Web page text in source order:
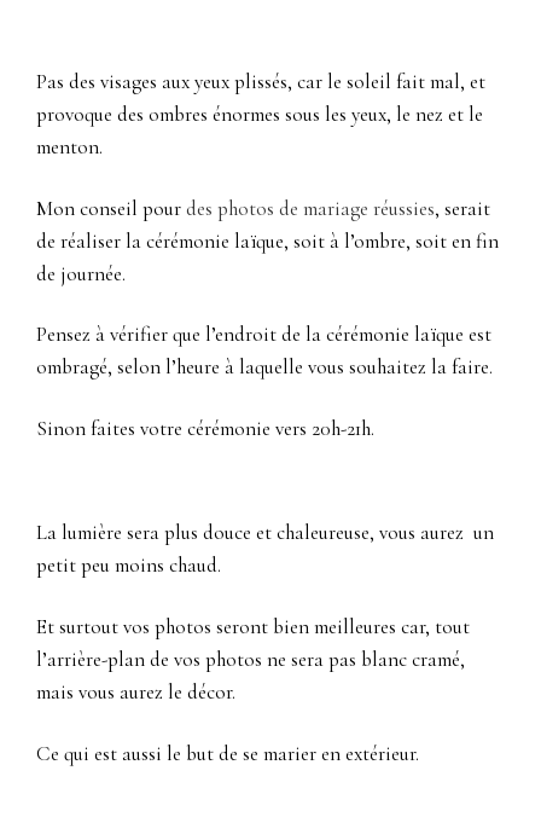
Pas des visages aux yeux plissés, car le soleil fait mal, et
provoque des ombres énormes sous les yeux, le nez et le
menton.
Mon conseil pourdes photos de mariage réussies, serait
de réaliser la cérémonie laïque, soit à l’ombre, soit en fin
de journée.
Pensez à vérifier que l’endroit de la cérémonie laïque est
ombragé, selon l’heure à laquelle vous souhaitez la faire.
Sinon faites votre cérémonie vers 20h-21h.
La lumière sera plus douce et chaleureuse, vous aurez un
petit peu moins chaud.
Et surtout vos photos seront bien meilleures car, tout
l’arrière-plan de vos photos ne sera pas blanc cramé,
mais vous aurez le décor.
Ce qui est aussi le but de se marier en extérieur.